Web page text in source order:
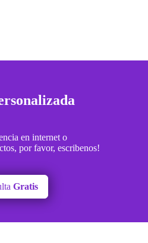
en internet o
por favor, escribenos!
Gratis